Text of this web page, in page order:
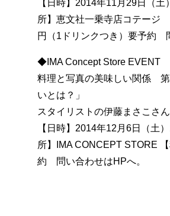
【日時】2014年11月29日（
所】恵文社一乗寺店コテージ
円（1ドリンクつき）要予約
◆IMA Concept Store EVENT
料理と写真の美味しい関係
いとは？」
スタイリストの伊藤まさこさん
【日時】2014年12月6日（土
所】IMA CONCEPT STORE
約
問い合わせはHPへ。